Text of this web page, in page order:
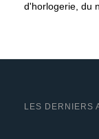
d'horlogerie, du
LES DERNIERS